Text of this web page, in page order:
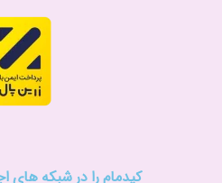
کیدمام را در شبکه های